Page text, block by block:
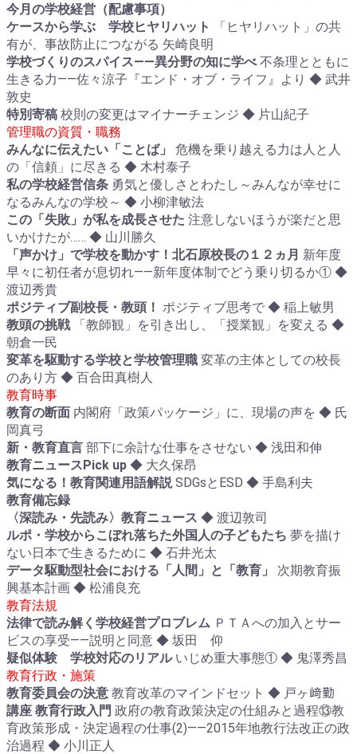
今月の学校経営（配慮事項）
ケースから学ぶ 学校ヒヤリハット
「ヒヤリハット」の共
有が、事故防止につながる 矢崎良明
学校づくりのスパイス――異分野の知に学べ不条理とともに
生きる力――佐々涼子『エンド・オブ・ライフ』より ◆ 武井
敦史
特別寄稿 校則の変更はマイナーチェンジ ◆ 片山紀子
管理職の資質・職務
みんなに伝えたい「ことば」 危機を乗り越える力は人と人
の「信頼」に尽きる ◆ 木村泰子
私の学校経営信条 勇気と優しさとわたし～みんなが幸せに
なるみんなの学校～ ◆ 小柳津敏法
この「失敗」が私を成長させた 注意しないほうが楽だと思
いかけたが…… ◆ 山川勝久
「声かけ」で学校を動かす！北石原校長の１２ヵ月 新年度
早々に初任者が息切れ――新年度体制でどう乗り切るか① ◆
渡辺秀貴
ポジティブ副校長・教頭！ ポジティブ思考で ◆ 稲上敏男
教頭の挑戦
「教師観」を引き出し、「授業観」を変える ◆
朝倉一民
変革を駆動する学校と学校管理職 変革の主体としての校長
のあり方 ◆ 百合田真樹人
教育時事
教育の断面 内閣府「政策パッケージ」に、現場の声を ◆ 氏
岡真弓
新・教育直言 部下に余計な仕事をさせない ◆ 浅田和伸
教育ニュースPick up ◆ 大久保昂
気になる！教育関連用語解説 SDGsとESD ◆ 手島利夫
教育備忘録
〈深読み・先読み〉教育ニュース ◆ 渡辺敦司
ルポ・学校からこぼれ落ちた外国人の子どもたち 夢を描け
ない日本で生きるために ◆ 石井光太
データ駆動型社会における「人間」と「教育」 次期教育振
興基本計画 ◆ 松浦良充
教育法規
法律で読み解く学校経営プロブレム ＰＴＡへの加入とサー
ビスの享受――説明と同意 ◆ 坂田 仰
疑似体験 学校対応のリアル いじめ重大事態① ◆ 鬼澤秀昌
教育行政・施策
教育委員会の決意 教育改革のマインドセット ◆ 戸ヶ﨑勤
講座 教育行政入門 政府の教育政策決定の仕組みと過程⑬教
育政策形成・決定過程の仕事(2)――2015年地教行法改正の政
治過程 ◆ 小川正人